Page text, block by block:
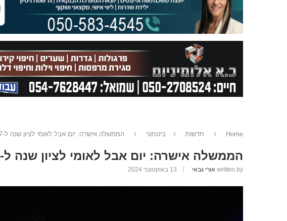
Home חדשות ביטחוני הממשלה אישרה: יום אבל לאומי לציון שנה ל-7 באוקטובר יתקיים בכ"ה בתשרי
הממשלה אישרה: יום אבל לאומי לציון שנה ל-7 באוקטובר יתקיים בכ"ה בתשרי
written by אורי גבאי 13 באוקטובר 2024